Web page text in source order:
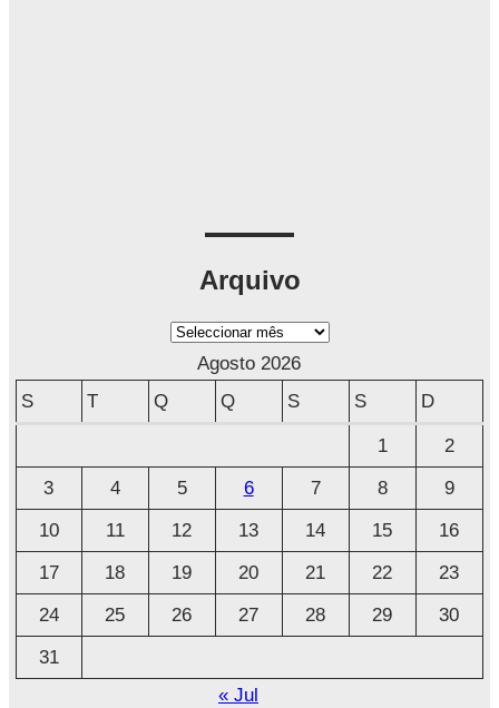
Arquivo
A
v
o
Agosto 2026
S
T Q Q S S D
1
2
3
4 5 6 7 8
9
10
11 12 13 14 15
16
17
18 19 20 21 22
23
24
25 26 27 28 29
30
31
« Jul